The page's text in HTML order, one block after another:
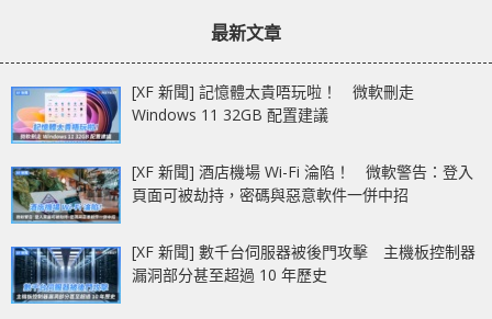
最新文章
[XF 新聞] 記憶體太貴唔玩啦！ 微軟刪走
Windows 11 32GB 配置建議
[XF 新聞] 酒店機場 Wi-Fi 淪陷！ 微軟警告：登入
頁面可被劫持，密碼與惡意軟件一併中招
[XF 新聞] 數千台伺服器被後門攻擊 主機板控制器
漏洞部分甚至超過 10 年歷史